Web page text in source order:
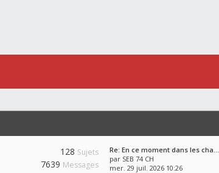
128 Sujets
7639 Messages
Re: En ce moment dans les cha…
par SEB 74 CH
mer. 29 juil. 2026 10:26